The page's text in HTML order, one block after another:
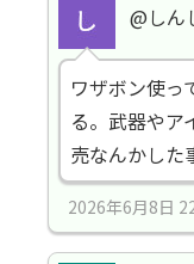
@しん
ワザボン使っ
る。武器やア
売なんかした
2026年6月8日